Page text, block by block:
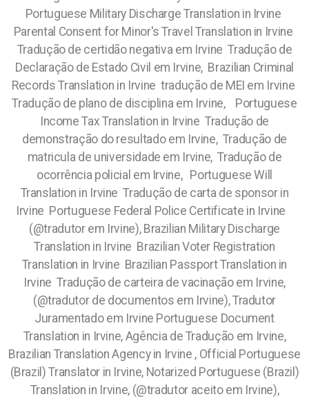
Portuguese Military Discharge Translation in Irvine
Parental Consent for Minor's Travel Translation in Irvine
Tradução de certidão negativa em Irvine Tradução de
Declaração de Estado Civil em Irvine, Brazilian Criminal
Records Translation in Irvine tradução de MEI em Irvine
Tradução de plano de disciplina em Irvine, Portuguese
Income Tax Translation in Irvine Tradução de
demonstração do resultado em Irvine, Tradução de
matricula de universidade em Irvine, Tradução de
ocorrência policial em Irvine, Portuguese Will
Translation in Irvine Tradução de carta de sponsor in
Irvine Portuguese Federal Police Certificate in Irvine
(@tradutor em Irvine), Brazilian Military Discharge
Translation in Irvine Brazilian Voter Registration
Translation in Irvine Brazilian Passport Translation in
Irvine Tradução de carteira de vacinação em Irvine,
(@tradutor de documentos em Irvine), Tradutor
Juramentado em Irvine Portuguese Document
Translation in Irvine, Agência de Tradução em Irvine,
Brazilian Translation Agency in Irvine , Official Portuguese
(Brazil) Translator in Irvine, Notarized Portuguese (Brazil)
Translation in Irvine, (@tradutor aceito em Irvine),